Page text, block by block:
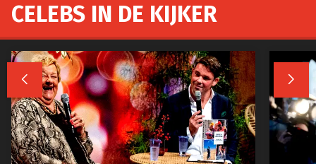
CELEBS IN DE KIJKER
 